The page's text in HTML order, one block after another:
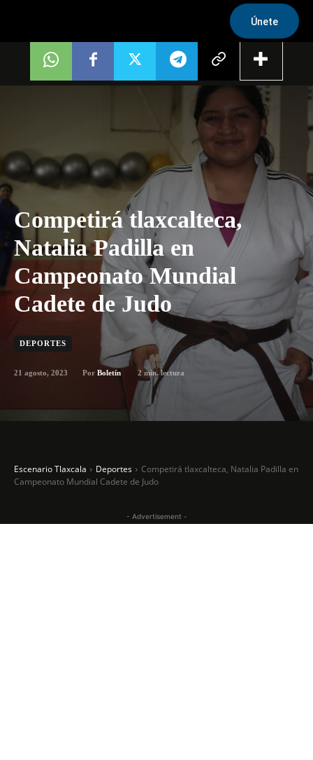
Únete
Competirá tlaxcalteca,
Natalia Padilla en
Campeonato Mundial
Cadete de Judo
DEPORTES
21 agosto, 2023 Por Boletín 2 min. lectura
Escenario Tlaxcala Deportes
Competirá tlaxcalteca, Natalia Padilla en
Campeonato Mundial Cadete de Judo
- Advertisement -